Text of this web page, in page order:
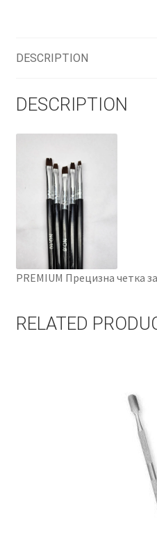
DESCRIPTION
DESCRIPTION
PREMIUM Прецизна четка
RELATED